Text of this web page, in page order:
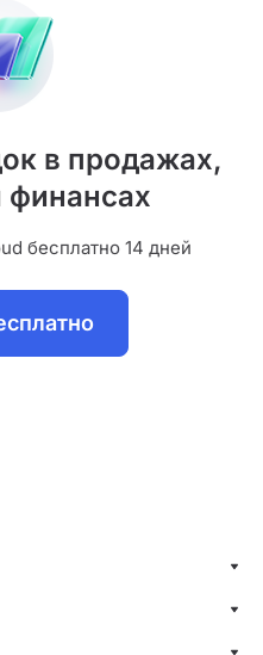
в продажах,
финансах
бесплатно 14 дней